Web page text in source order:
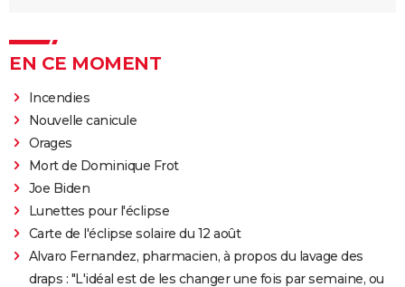
EN CE MOMENT
Incendies
Nouvelle canicule
Orages
Mort de Dominique Frot
Joe Biden
Lunettes pour l'éclipse
Carte de l'éclipse solaire du 12 août
Alvaro Fernandez, pharmacien, à propos du lavage des
draps : "L'idéal est de les changer une fois par semaine, ou